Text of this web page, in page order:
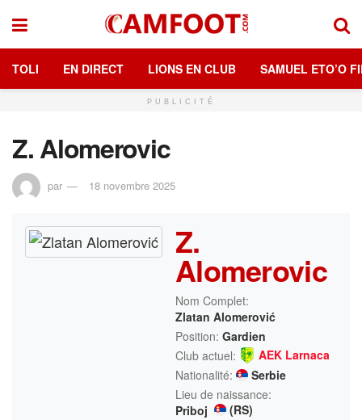
TOLI EN DIRECT LIONS EN CLUB SAMUEL ETO’O
PUBLICITÉ
Z. Alomerovic
par 18 novembre 2025
Z.
Alomerovic
Nom Complet:
Zlatan Alomerović
Position: Gardien
Club actuel:
AEK Larnaca
Nationalité:
Serbie
Lieu de naissance:
Priboj
(RS)